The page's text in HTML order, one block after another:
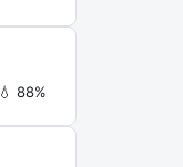
💧 88%